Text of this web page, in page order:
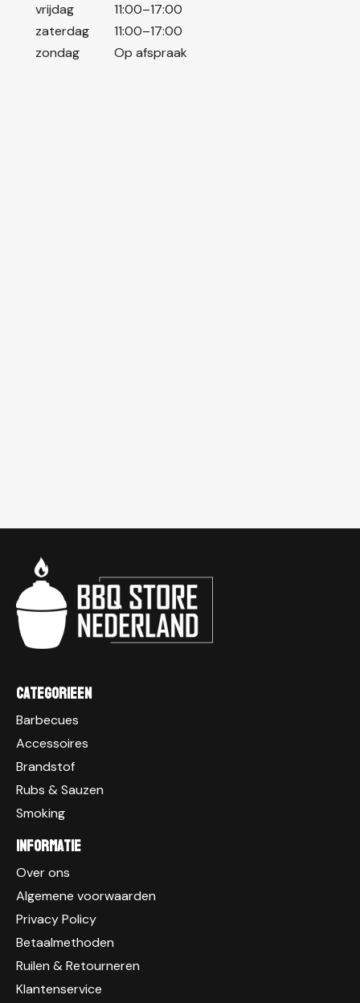
vrijdag
11:00–17:00
zaterdag
11:00–17:00
zondag
Op afspraak
Categorieen
Barbecues
Accessoires
Brandstof
Rubs & Sauzen
Smoking
Informatie
Over ons
Algemene voorwaarden
Privacy Policy
Betaalmethoden
Ruilen & Retourneren
Klantenservice